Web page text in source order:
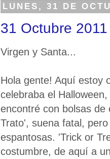
LUNES, 31 DE
31 Octubre
Virgen y Santa...
Hola gente! Aquí estoy
celebraba el
encontré con bolsas de
Trato', suena fatal,
espantosas. 'Trick or
costumbre, de aquí a